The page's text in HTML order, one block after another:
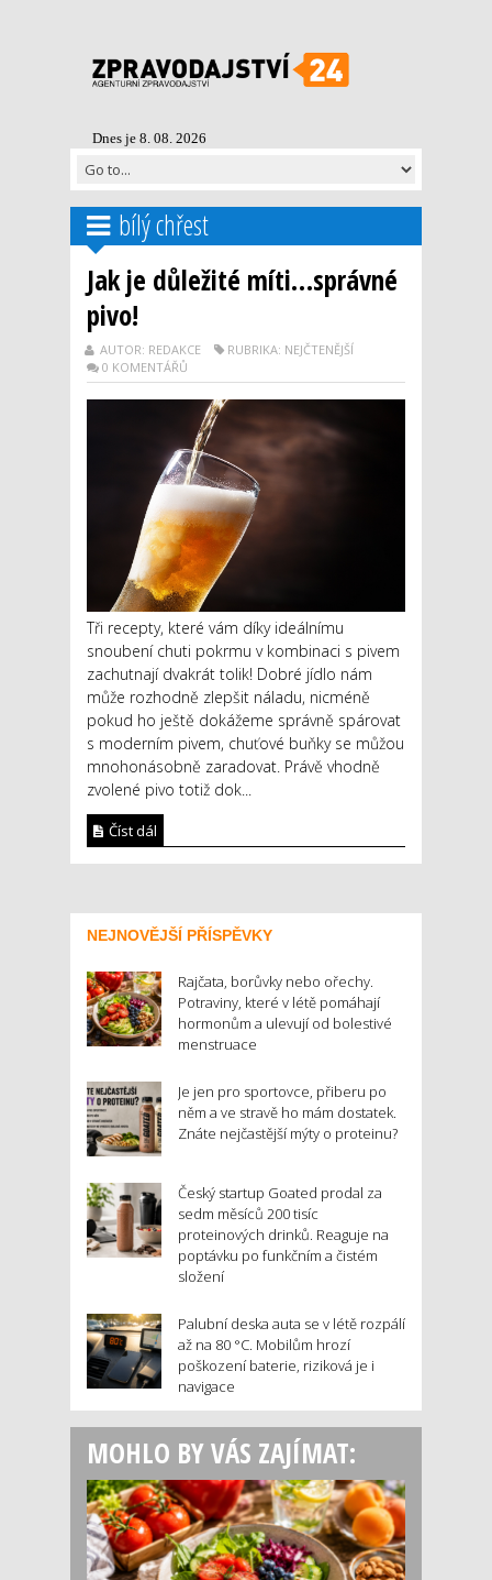
Dnes je 8. 08. 2026
bílý chřest
Jak je důležité míti…správné
pivo!
AUTOR: REDAKCE
RUBRIKA: NEJČTENĚJŠÍ
0 KOMENTÁŘŮ
Tři recepty, které vám díky ideálnímu
snoubení chuti pokrmu v kombinaci s pivem
zachutnají dvakrát tolik! Dobré jídlo nám
může rozhodně zlepšit náladu, nicméně
pokud ho ještě dokážeme správně spárovat
s moderním pivem, chuťové buňky se můžou
mnohonásobně zaradovat. Právě vhodně
zvolené pivo totiž dok...
Číst dál
NEJNOVĚJŠÍ PŘÍSPĚVKY
Rajčata, borůvky nebo ořechy.
Potraviny, které v létě pomáhají
hormonům a ulevují od bolestivé
menstruace
Je jen pro sportovce, přiberu po
něm a ve stravě ho mám dostatek.
Znáte nejčastější mýty o proteinu?
Český startup Goated prodal za
sedm měsíců 200 tisíc
proteinových drinků. Reaguje na
poptávku po funkčním a čistém
složení
Palubní deska auta se v létě rozpálí
až na 80 °C. Mobilům hrozí
poškození baterie, riziková je i
navigace
MOHLO BY VÁS ZAJÍMAT: